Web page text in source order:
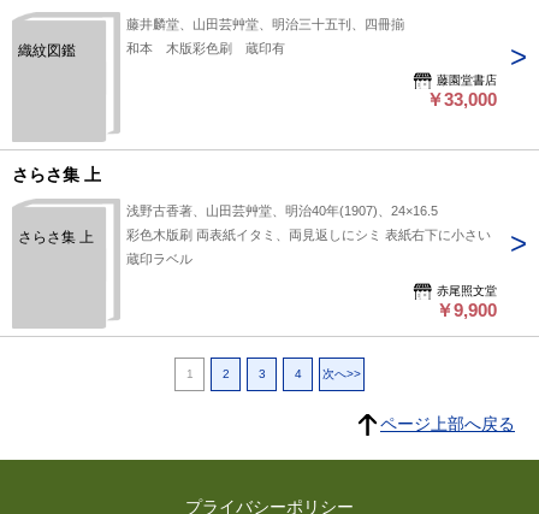
織紋図鑑
藤井麟堂、山田芸艸堂、明治三十五刊、四冊揃
和本 木版彩色刷 蔵印有
藤園堂書店
￥33,000
さらさ集 上
さらさ集 上
浅野古香著、山田芸艸堂、明治40年(1907)、24×16.5
彩色木版刷 両表紙イタミ、両見返しにシミ 表紙右下に小さい
蔵印ラベル
赤尾照文堂
￥9,900
1 2 3 4 次へ>>
ページ上部へ戻る
プライバシーポリシー